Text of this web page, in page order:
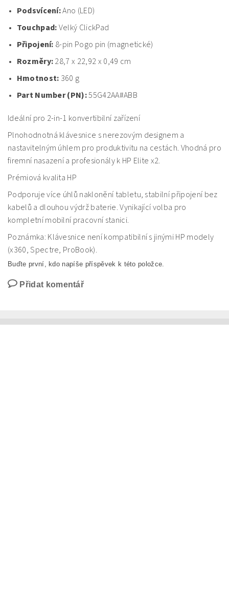
Podsvícení:Ano (LED)
Touchpad:Velký ClickPad
Připojení: 8-pin Pogo pin (magnetické)
Rozměry:28,7 x 22,92 x 0,49 cm
Hmotnost: 360 g
Part Number (PN):55G42AA#ABB
Ideální pro 2-in-1 konvertibilní zařízení
Plnohodnotná klávesnice s nerezovým designem a
nastavitelným úhlem pro produktivitu na cestách. Vhodná pro
firemní nasazení a profesionály k HP Elite x2.
Prémiová kvalita HP
Podporuje více úhlů naklonění tabletu, stabilní připojení bez
kabelů a dlouhou výdrž baterie. Vynikající volba pro
kompletní mobilní pracovní stanici.
Poznámka: Klávesnice není kompatibilní s jinými HP modely
(x360, Spectre, ProBook).
Buďte první, kdo napíše příspěvek k této položce.
Přidat komentář